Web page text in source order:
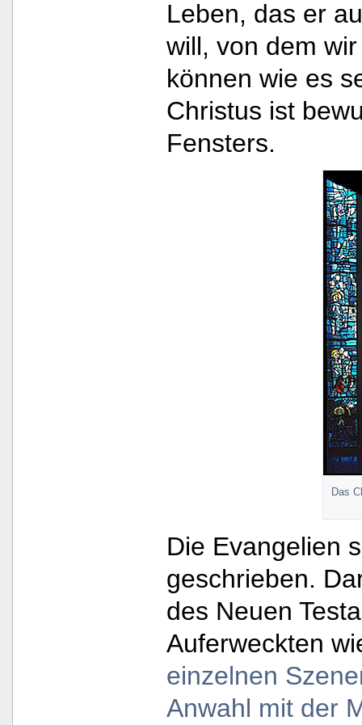
Leben, das er
will, von dem
können wie es
Christus ist
Fensters.
Das
Die Evangelien
geschrieben.
des Neuen
Auferweckten
einzelnen
Anwahl mit der